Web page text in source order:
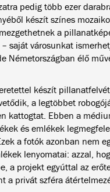
pedig több ezer
készít színes
a
saját városunkat
Németországban élő
készít
a legtöbbet
kattogtat. Ebben a
és emlékek
a fotók azonban nem
lenyomatai: azzal,
a projekt egyúttal az
a privát szféra